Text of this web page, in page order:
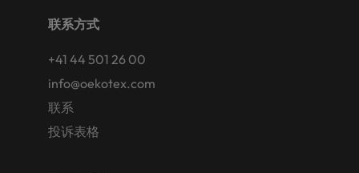
联系方式
+41 44 501 26 00
info@oekotex.com
联系
投诉表格